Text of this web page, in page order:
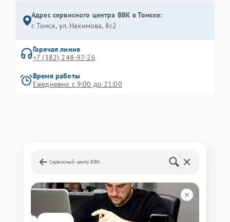
Адрес сервисного центра BBK в Томске:
г. Томск, ул. Нахимова, 8с2
Горячая линия
+7 (382) 248-97-26
Время работы
Ежедневно с 9:00 до 21:00
Сервисный центр BBK